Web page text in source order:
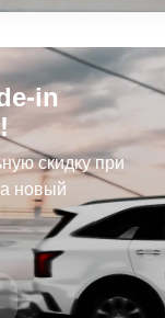
in
скидку при
новый